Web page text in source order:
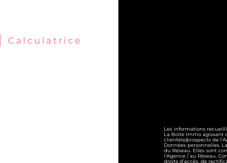
Calculatrice
Les informations
La Boite Immo agissant
clientèle/prospects de
Données personnelles.
du Réseau. Elles sont
l'Agence / au Réseau.
droits d’accès, de